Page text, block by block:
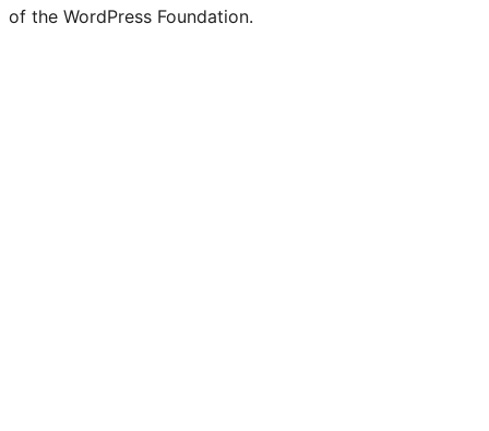
of the WordPress Foundation.